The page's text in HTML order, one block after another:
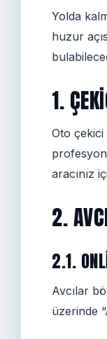
Yolda
huzur
1.
Oto çekici
aracınız
2.
2.1.
Avcılar
üzerinde